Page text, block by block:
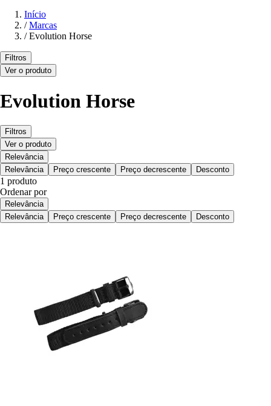
Início
/ Marcas
/ Evolution Horse
Filtros
Ver o produto
Evolution Horse
Filtros
Ver o produto
Relevância
Relevância
Preço crescente Preço decrescente Desconto
1 produto
Ordenar por
Relevância
Relevância
Preço crescente Preço decrescente Desconto